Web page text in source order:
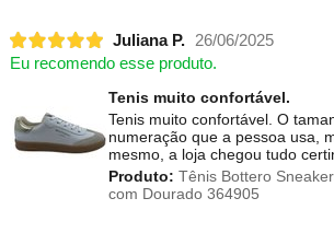
Juliana P.
26/06/2025
Eu recomendo esse produto.
Tenis muito confortável.
Tenis muito confortável. O
numeração que a pessoa usa,
mesmo, a loja chegou tudo
Produto: Tênis Bottero
com Dourado 364905